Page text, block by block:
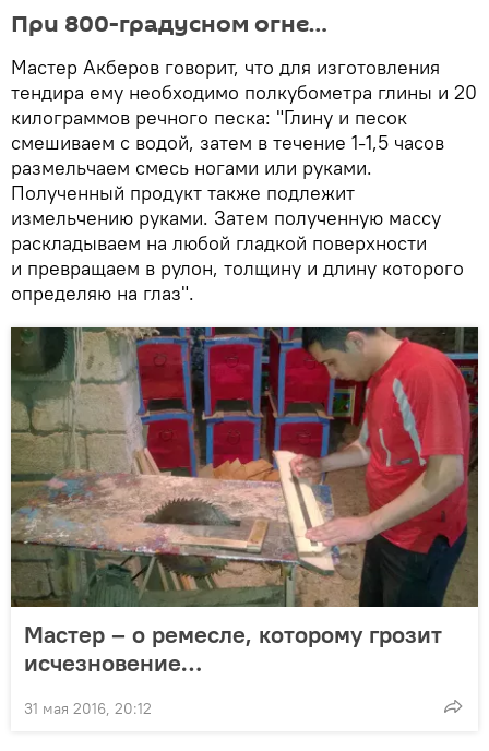
При 800-градусном огне…
Мастер Акберов говорит, что для изготовления
тендира ему необходимо полкубометра глины и 20
килограммов речного песка: "Глину и песок
смешиваем с водой, затем в течение 1-1,5 часов
размельчаем смесь ногами или руками.
Полученный продукт также подлежит
измельчению руками. Затем полученную массу
раскладываем на любой гладкой поверхности
и превращаем в рулон, толщину и длину которого
определяю на глаз".
Мастер – о ремесле, которому грозит
исчезновение…
31 мая 2016, 20:12